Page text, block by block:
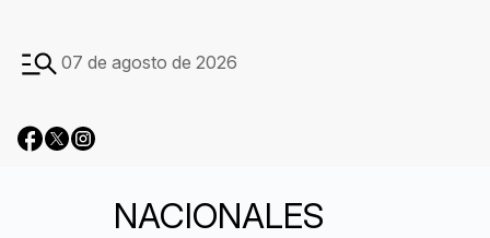
07 de agosto de 2026
NACIONALES